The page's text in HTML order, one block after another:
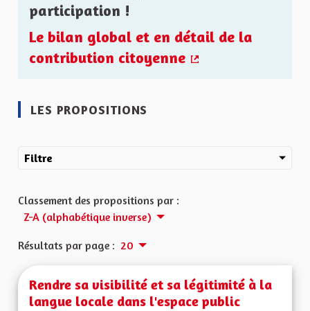
participation !
Le bilan global et en détail de la
contribution citoyenne
LES PROPOSITIONS
Filtre
Classement des propositions par :
Z-A (alphabétique inverse)
Résultats par page : 20
Rendre sa visibilité et sa légitimité à la
langue locale dans l'espace public